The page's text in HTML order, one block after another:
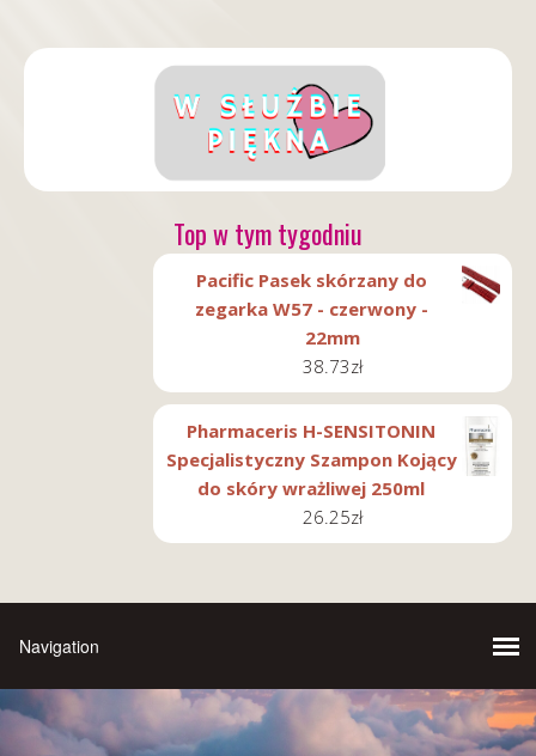
Top w tym tygodniu
Pacific Pasek skórzany do
zegarka W57 - czerwony -
22mm
38.73zł
Pharmaceris H-SENSITONIN
Specjalistyczny Szampon Kojący
do skóry wrażliwej 250ml
26.25zł